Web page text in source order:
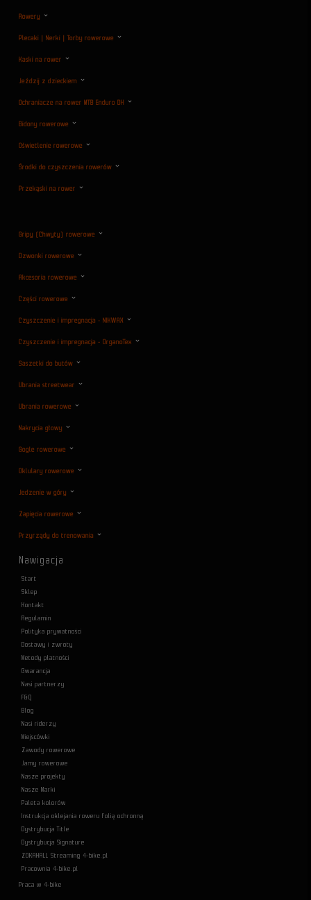
Rowery
Plecaki | Nerki | Torby rowerowe
Kaski na rower
Jeździj z dzieckiem
Ochraniacze na rower MTB Enduro DH
Bidony rowerowe
Oświetlenie rowerowe
Środki do czyszczenia rowerów
Przekąski na rower
Gripy (Chwyty) rowerowe
Dzwonki rowerowe
Akcesoria rowerowe
Części rowerowe
Czyszczenie i impregnacja - NIKWAX
Czyszczenie i impregnacja - OrganoTex
Saszetki do butów
Ubrania streetwear
Ubrania rowerowe
Nakrycia głowy
Gogle rowerowe
Oklulary rowerowe
Jedzenie w góry
Zapięcia rowerowe
Przyrządy do trenowania
Nawigacja
Start
Sklep
Kontakt
Regulamin
Polityka prywatności
Dostawy i zwroty
Metody płatności
Gwarancja
Nasi partnerzy
F&Q
Blog
Nasi riderzy
Miejscówki
Zawody rowerowe
Jamy rowerowe
Nasze projekty
Nasze Marki
Paleta kolorów
Instrukcja oklejania roweru folią ochronną
Dystrybucja Title
Dystrybucja Signature
ZOKAHALL Streaming 4-bike.pl
Pracownia 4-bike.pl
Praca w 4-bike